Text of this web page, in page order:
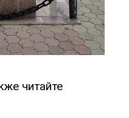
читайте